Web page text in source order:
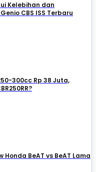
Kelebihan dan
CBS ISS Terbaru
300cc Rp 38 Juta,
Honda BeAT vs BeAT Lama